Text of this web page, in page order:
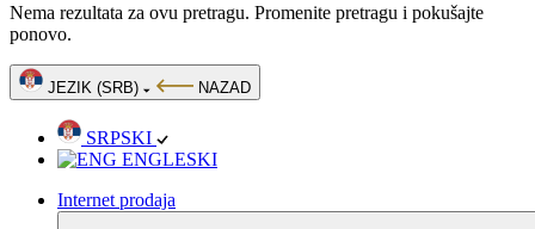
Nema rezultata za ovu pretragu. Promenite pretragu i pokušajte
ponovo.
JEZIK (SRB) NAZAD
SRPSKI
ENGLESKI
Internet prodaja